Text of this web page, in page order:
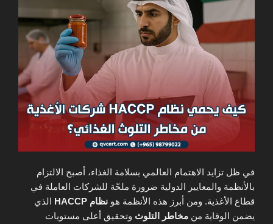
في ظل تزايد الاهتمام العالمي بسلامة الغذاء، أصبح الالتزام
بالأنظمة والمعايير الدولية ضرورة ملحّة للشركات العاملة في
قطاع الأغذية. ومن أبرز هذه الأنظمة هو نظام HACCP
الذي
يضمن الوقاية من مخاطر التلوث وتحقيق أعلى مستويات